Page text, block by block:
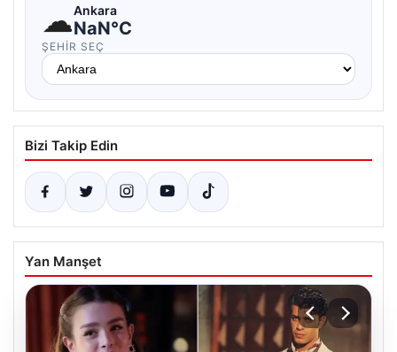
☁Ankara
NaN°C
ŞEHIR SEÇ
Bizi Takip Edin
Yan Manşet